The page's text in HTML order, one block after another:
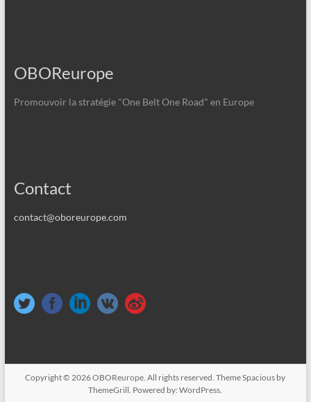
OBOReurope
Promouvoir la stratégie "One Belt One Road" en Europe
Contact
contact@oboreurope.com
Copyright © 2026OBOReurope. All rights reserved. ThemeSpacious by
ThemeGrill. Powered by:WordPress.